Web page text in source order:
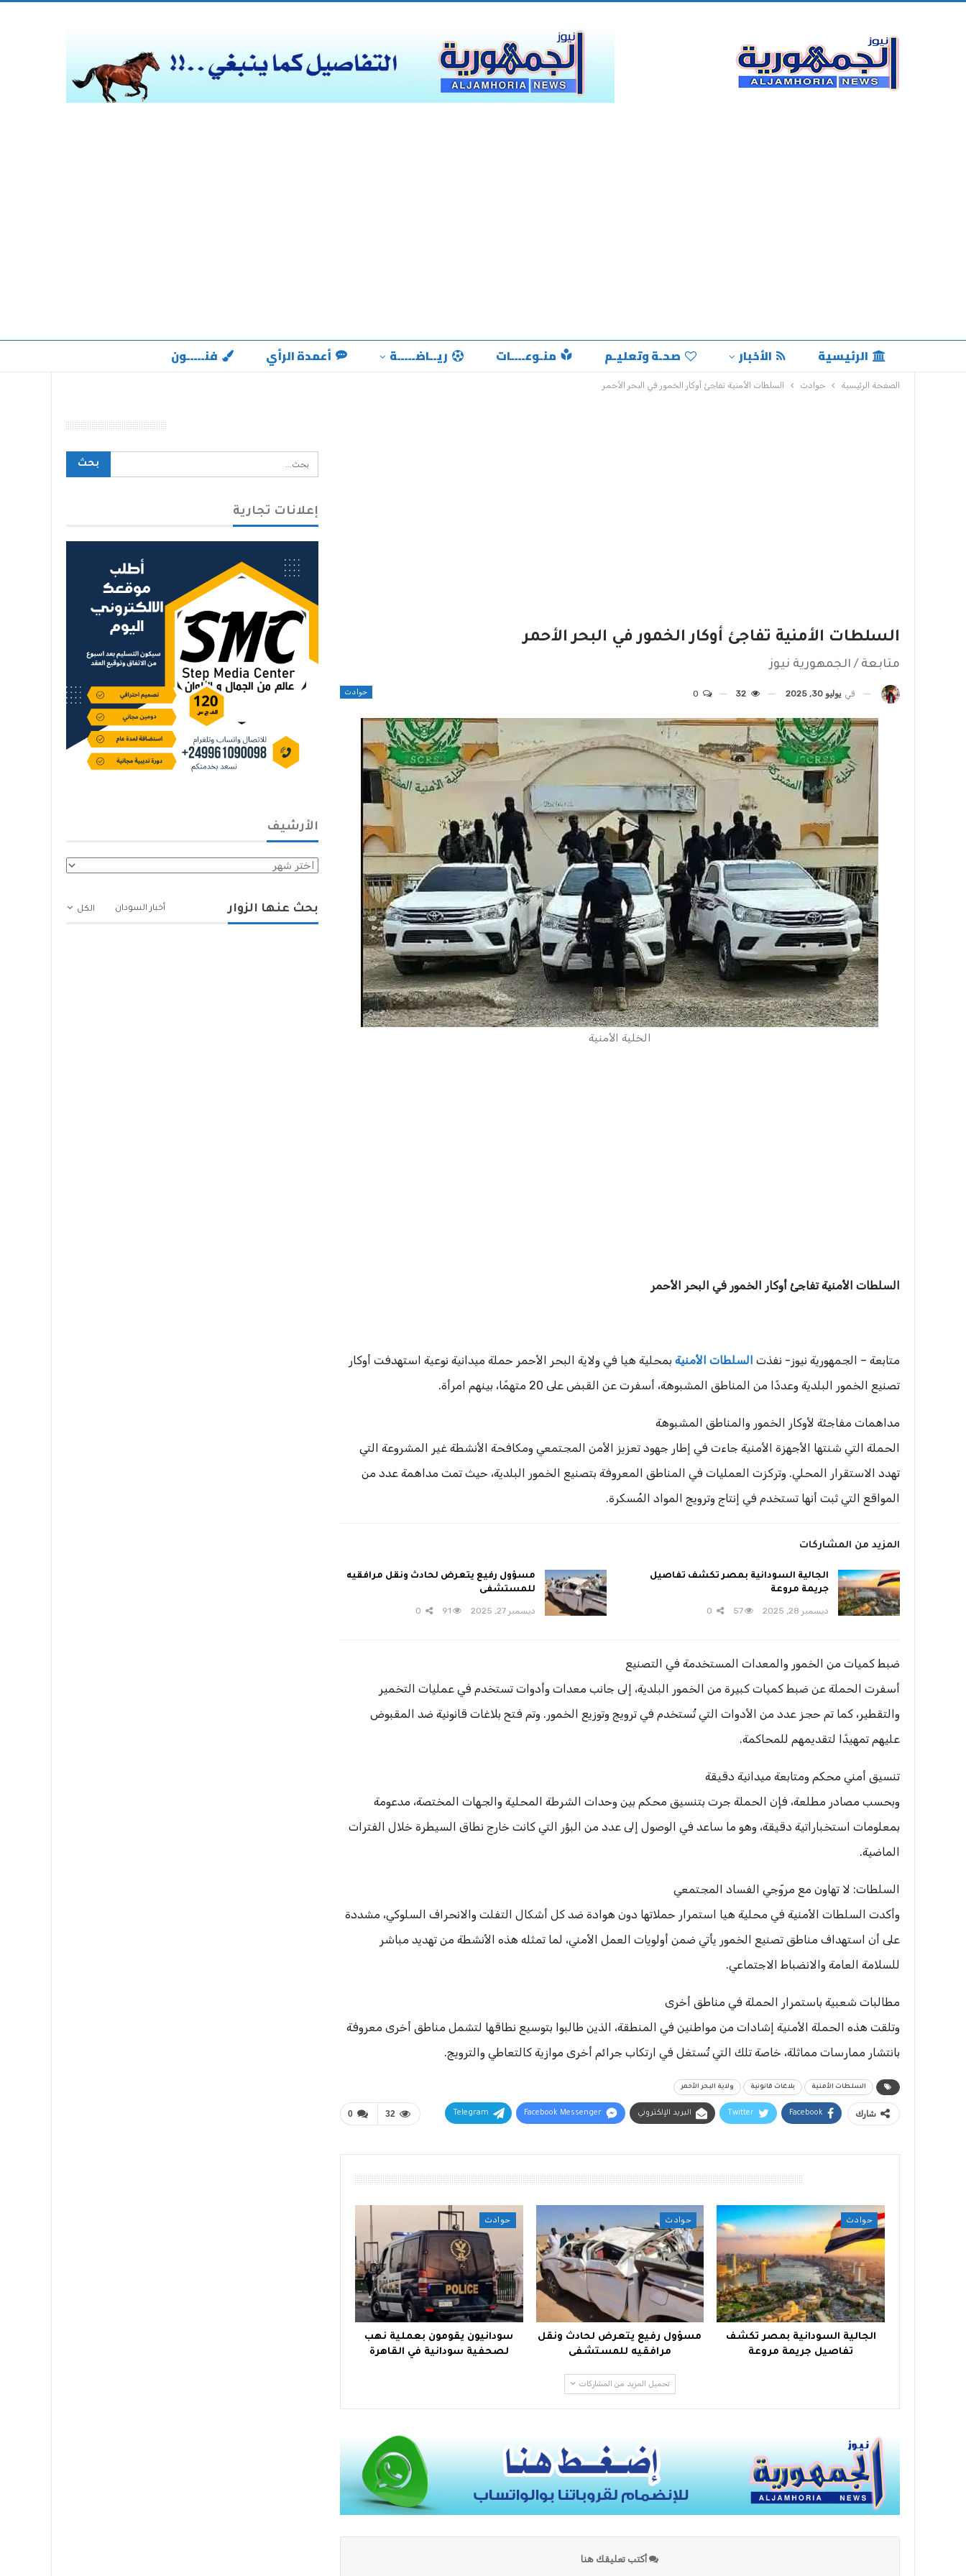
الرئيسية الأخبار صحـة وتعليـم منـوعــــات ريــاضـــــة أعمدة الرأي فنـــــون
الصفحة الرئيسية حوادث السلطات الأمنية تفاجئ أوكار الخمور في البحر الأحمر
السلطات الأمنية تفاجئ أوكار الخمور في البحر الأحمر
متابعة / الجمهورية نيوز
حوادث في يوليو 30, 2025 32
الخلية الأمنية
السلطات الأمنية تفاجئ أوكار الخمور في البحر الأحمر
متابعة – الجمهورية نيوز- نفذت السلطات الأمنية بمحلية هيا في ولاية البحر الأحمر حملة ميدانية نوعية استهدفت أوكار
تصنيع الخمور البلدية وعددًا من المناطق المشبوهة، أسفرت عن القبض على 20 متهمًا، بينهم امرأة.
مداهمات مفاجئة لأوكار الخمور والمناطق المشبوهة
الحملة التي شنتها الأجهزة الأمنية جاءت في إطار جهود تعزيز الأمن المجتمعي ومكافحة الأنشطة غير المشروعة التي
تهدد الاستقرار المحلي. وتركزت العمليات في المناطق المعروفة بتصنيع الخمور البلدية، حيث تمت مداهمة عدد من
المواقع التي ثبت أنها تستخدم في إنتاج وترويج المواد المُسكرة.
المزيد من المشاركات
الجالية السودانية بمصر تكشف تفاصيل
جريمة مروعة
ديسمبر 28, 2025 57
مسؤول رفيع يتعرض لحادث ونقل مرافقيه
للمستشفى
ديسمبر 27, 2025 91
ضبط كميات من الخمور والمعدات المستخدمة في التصنيع
أسفرت الحملة عن ضبط كميات كبيرة من الخمور البلدية، إلى جانب معدات وأدوات تستخدم في عمليات التخمير
والتقطير، كما تم حجز عدد من الأدوات التي تُستخدم في ترويج وتوزيع الخمور. وتم فتح بلاغات قانونية ضد المقبوض
عليهم تمهيدًا لتقديمهم للمحاكمة.
تنسيق أمني محكم ومتابعة ميدانية دقيقة
وبحسب مصادر مطلعة، فإن الحملة جرت بتنسيق محكم بين وحدات الشرطة المحلية والجهات المختصة، مدعومة
بمعلومات استخباراتية دقيقة، وهو ما ساعد في الوصول إلى عدد من البؤر التي كانت خارج نطاق السيطرة خلال الفترات
الماضية.
السلطات: لا تهاون مع مروّجي الفساد المجتمعي
وأكدت السلطات الأمنية في محلية هيا استمرار حملاتها دون هوادة ضد كل أشكال التفلت والانحراف السلوكي، مشددة
على أن استهداف مناطق تصنيع الخمور يأتي ضمن أولويات العمل الأمني، لما تمثله هذه الأنشطة من تهديد مباشر
للسلامة العامة والانضباط الاجتماعي.
مطالبات شعبية باستمرار الحملة في مناطق أخرى
وتلقت هذه الحملة الأمنية إشادات من مواطنين في المنطقة، الذين طالبوا بتوسيع نطاقها لتشمل مناطق أخرى معروفة
بانتشار ممارسات مماثلة، خاصة تلك التي تُستغل في ارتكاب جرائم أخرى موازية كالتعاطي والترويج.
السلطات الأمنية بلاغات قانونية ولاية البحر الأحمر
0 32 شارك Facebook
Twitter البريد الإلكتروني Facebook Messenger
Telegram
حوادث
الجالية السودانية بمصر تكشف
تفاصيل جريمة مروعة
حوادث
مسؤول رفيع يتعرض لحادث ونقل
مرافقيه للمستشفى
حوادث
سودانيون يقومون بعملية نهب
لصحفية سودانية في القاهرة
تحميل المزيد من المشاركات
أكتب تعليقك هنا
إعلانات تجارية
الأرشيف
الأرشيف
الكل بحث عنها الزوار أخبار السودان